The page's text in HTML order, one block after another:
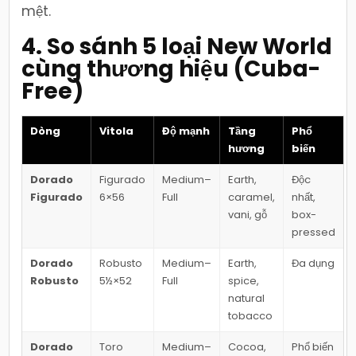
mệt.
4. So sánh 5 loại New World
cùng thương hiệu (Cuba-
Free)
Dòng Vitola Độ mạnh
Tầng
hương
Phổ
biến
Dorado
Figurado
Figurado
6×56
Medium–
Full
Earth,
caramel,
vani, gỗ
Độc
nhất,
box-
pressed
Dorado
Robusto
Robusto
5½×52
Medium–
Full
Earth,
spice,
natural
tobacco
Đa dụng
Dorado
Toro
Medium–
Cocoa,
Phổ biến